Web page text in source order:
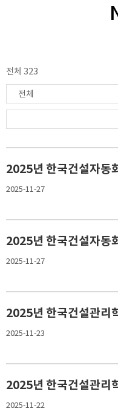
전체 323
2025년 한국건설자동
2025-11-27
2025년 한국건설자동
2025-11-27
2025년 한국건설관리
2025-11-23
2025년 한국건설관리
2025-11-22